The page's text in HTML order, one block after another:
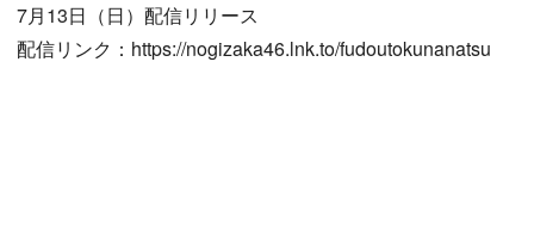
7月13日（日）配信リリース
配信リンク：https://nogizaka46.lnk.to/fudoutokunanatsu